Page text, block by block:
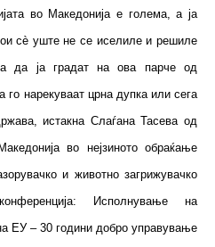
во Македонија е голема, а ја
сè уште не се иселиле и решиле
да ја градат на ова парче од
го нарекуваат црна дупка или сега
истакна Слаѓана Тасева од
во нејзиното обраќање
и животно загрижувачко
Исполнување на
ЕУ – 30 години добро управување